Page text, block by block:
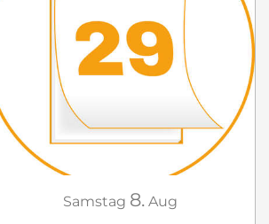
Samstag 8. Aug